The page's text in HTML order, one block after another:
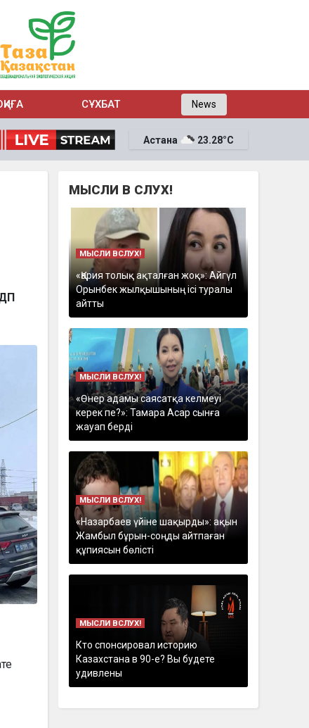
СҰХБАТ News
Астана 23.28°C
МЫСЛИ В СЛУХ!
МЫСЛИ ВСЛУХ!
«Қария толық ақталған жоқ»: Айгүл
Орынбек жылқышының ісі туралы
айтты
МЫСЛИ ВСЛУХ!
«Өнер адамы саясатқа келмеуі
керек пе?»: Тамара Асар сынға
жауап берді
МЫСЛИ ВСЛУХ!
«Назарбаев үйіне шақырды»: ақын
Жамбыл бұрын-соңды айтпаған
құпиясын бөлісті
МЫСЛИ ВСЛУХ!
Кто спонсировал историю
Казахстана в 90-е? Вы будете
удивлены